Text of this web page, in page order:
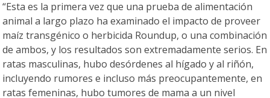
“Esta es la primera vez que una prueba de alimentación
animal a largo plazo ha examinado el impacto de proveer
maíz transgénico o herbicida Roundup, o una combinación
de ambos, y los resultados son extremadamente serios. En
ratas masculinas, hubo desórdenes al hígado y al riñón,
incluyendo rumores e incluso más preocupantemente, en
ratas femeninas, hubo tumores de mama a un nivel